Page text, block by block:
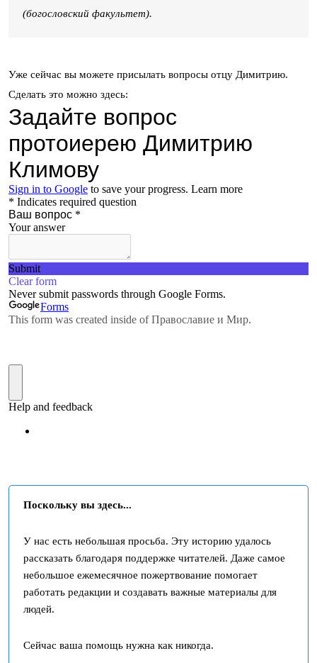
(богословский факультет).
Уже сейчас вы можете присылать вопросы отцу Димитрию.
Сделать это можно здесь:
Поскольку вы здесь...
У нас есть небольшая просьба. Эту историю удалось
рассказать благодаря поддержке читателей. Даже самое
небольшое ежемесячное пожертвование помогает
работать редакции и создавать важные материалы для
людей.
Сейчас ваша помощь нужна как никогда.